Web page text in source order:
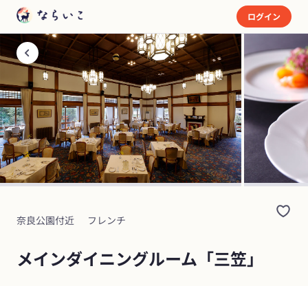
ログイン
奈良公園付近 フレンチ
メインダイニングルーム「三笠」